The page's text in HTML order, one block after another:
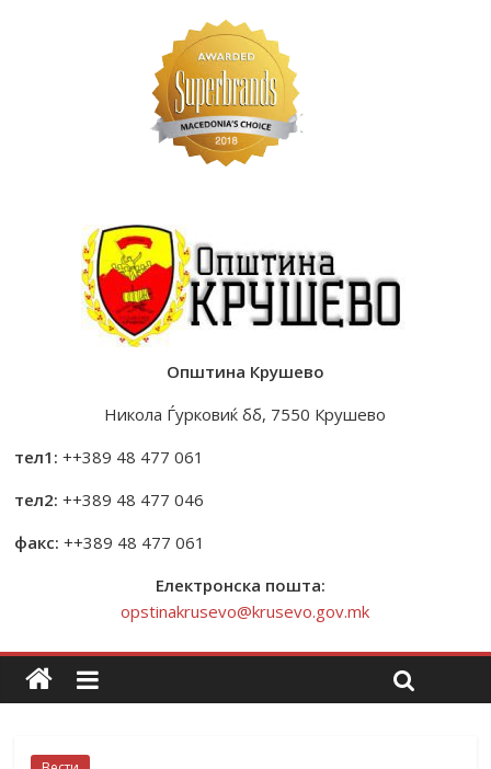
Општина Крушево
Никола Ѓурковиќ бб, 7550 Крушево
тел1: ++389 48 477 061
тел2: ++389 48 477 046
факс: ++389 48 477 061
Електронска пошта:
opstinakrusevo@krusevo.gov.mk